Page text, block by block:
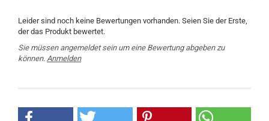
Leider sind noch keine Bewertungen vorhanden. Seien Sie der Erste,
der das Produkt bewertet.
Sie müssen angemeldet sein um eine Bewertung abgeben zu
können. Anmelden